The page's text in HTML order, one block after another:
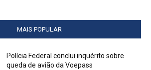
MAIS POPULAR
Polícia Federal conclui inquérito sobre
queda de avião da Voepass